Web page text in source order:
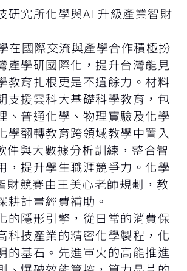
研究所化學與AI 升級產業智財
在國際交流與產學合作積極扮
產學研國際化，提升台灣能見
教育扎根更是不遺餘力。材料
支援雲科大基礎科學教育，包
、普通化學、物理實驗及化學
學翻轉教育跨領域教學中置入
件與大數據分析訓練，整合智
，提升學生職涯競爭力。化學
財競賽由王美心老師規劃，教
耕計畫經費補助。
的隱形引擎，從日常的消費保
科技產業的精密化學製程，化
的基石。先進軍火的高能推進